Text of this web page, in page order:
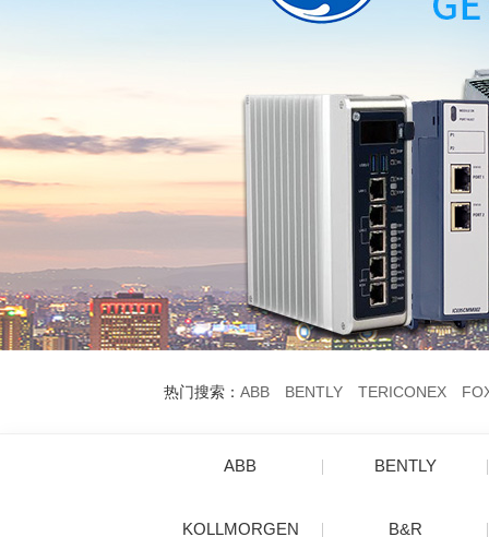
热门搜索： ABB BENTLY TERICONEX
ABB BENTLY
KOLLMORGEN B&R